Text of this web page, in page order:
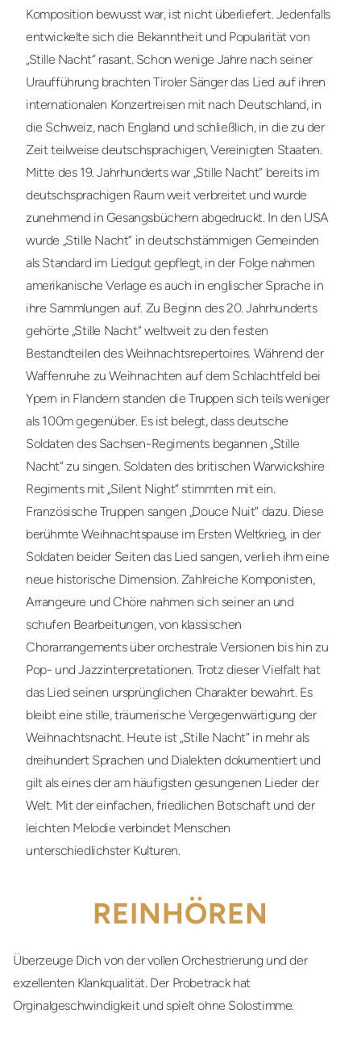
Komposition bewusst war, ist nicht überliefert. Jedenfalls
entwickelte sich die Bekanntheit und Popularität von
„Stille Nacht“ rasant. Schon wenige Jahre nach seiner
Uraufführung brachten Tiroler Sänger das Lied auf ihren
internationalen Konzertreisen mit nach Deutschland, in
die Schweiz, nach England und schließlich, in die zu der
Zeit teilweise deutschsprachigen, Vereinigten Staaten.
Mitte des 19. Jahrhunderts war „Stille Nacht“ bereits im
deutschsprachigen Raum weit verbreitet und wurde
zunehmend in Gesangsbüchern abgedruckt. In den USA
wurde „Stille Nacht“ in deutschstämmigen Gemeinden
als Standard im Liedgut gepflegt, in der Folge nahmen
amerikanische Verlage es auch in englischer Sprache in
ihre Sammlungen auf. Zu Beginn des 20. Jahrhunderts
gehörte „Stille Nacht“ weltweit zu den festen
Bestandteilen des Weihnachtsrepertoires. Während der
Waffenruhe zu Weihnachten auf dem Schlachtfeld bei
Ypern in Flandern standen die Truppen sich teils weniger
als 100m gegenüber. Es ist belegt, dass deutsche
Soldaten des Sachsen-Regiments begannen „Stille
Nacht“ zu singen. Soldaten des britischen Warwickshire
Regiments mit „Silent Night“ stimmten mit ein.
Französische Truppen sangen „Douce Nuit“ dazu. Diese
berühmte Weihnachtspause im Ersten Weltkrieg, in der
Soldaten beider Seiten das Lied sangen, verlieh ihm eine
neue historische Dimension. Zahlreiche Komponisten,
Arrangeure und Chöre nahmen sich seiner an und
schufen Bearbeitungen, von klassischen
Chorarrangements über orchestrale Versionen bis hin zu
Pop- und Jazzinterpretationen. Trotz dieser Vielfalt hat
das Lied seinen ursprünglichen Charakter bewahrt. Es
bleibt eine stille, träumerische Vergegenwärtigung der
Weihnachtsnacht. Heute ist „Stille Nacht“ in mehr als
dreihundert Sprachen und Dialekten dokumentiert und
gilt als eines der am häufigsten gesungenen Lieder der
Welt. Mit der einfachen, friedlichen Botschaft und der
leichten Melodie verbindet Menschen
unterschiedlichster Kulturen.
REINHÖREN
Überzeuge Dich von der vollen Orchestrierung und der
exzellenten Klankqualität. Der Probetrack hat
Orginalgeschwindigkeit und spielt ohne Solostimme.